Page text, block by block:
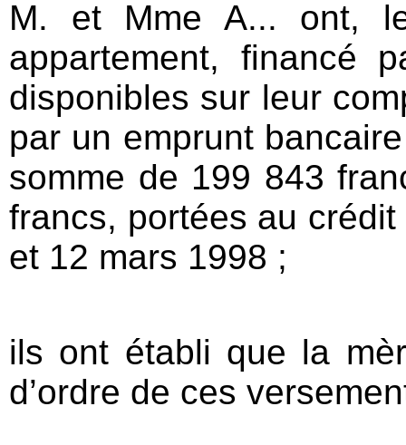
M. et Mme A... ont,
appartement, financé
disponibles sur leur
par un emprunt
somme de 199 843
francs, portées au
et 12 mars 1998 ;
ils ont établi que la
d’ordre de ces